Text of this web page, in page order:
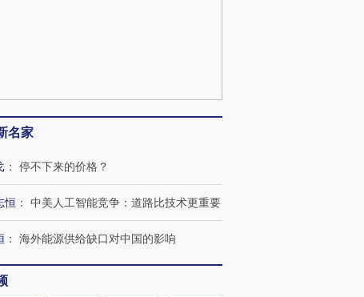
“蟑螂”的印
头抗争将教
湖北宜昌局部短时降雨
128毫米 紧急转移近
视线｜火箭残骸撞月球的
名家
： 停不下来的价格？
恒 ： 中美人工智能竞争：道路比技术更重要
： 海外能源供给缺口对中国的影响